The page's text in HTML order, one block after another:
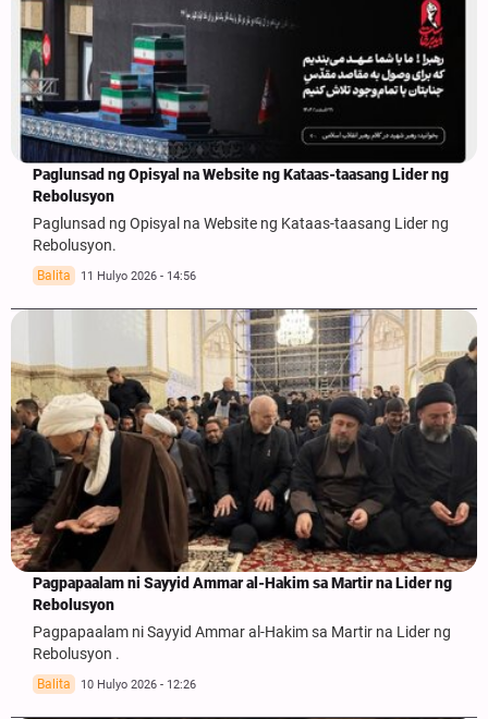
Paglunsad ng Opisyal na Website ng Kataas-taasang Lider ng
Rebolusyon
Paglunsad ng Opisyal na Website ng Kataas-taasang Lider ng
Rebolusyon.
Balita 11 Hulyo 2026 - 14:56
Pagpapaalam ni Sayyid Ammar al-Hakim sa Martir na Lider ng
Rebolusyon
Pagpapaalam ni Sayyid Ammar al-Hakim sa Martir na Lider ng
Rebolusyon .
Balita 10 Hulyo 2026 - 12:26